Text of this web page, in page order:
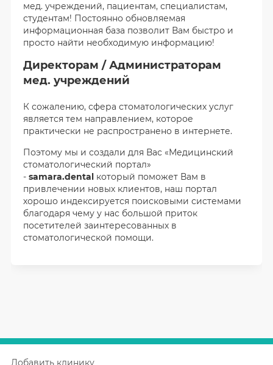
мед. учреждений, пациентам, специалистам,
студентам! Постоянно обновляемая
информационная база позволит Вам быстро и
просто найти необходимую информацию!
Директорам / Администраторам
мед. учреждений
К сожалению, сфера стоматологических услуг
является тем направлением, которое
практически не распространено в интернете.
Поэтому мы и создали для Вас «Медицинский
стоматологический портал»
- samara.dental который поможет Вам в
привлечении новых клиентов, наш портал
хорошо индексируется поисковыми системами
благодаря чему у нас большой приток
посетителей заинтересованных в
стоматологической помощи.
Добавить клинику